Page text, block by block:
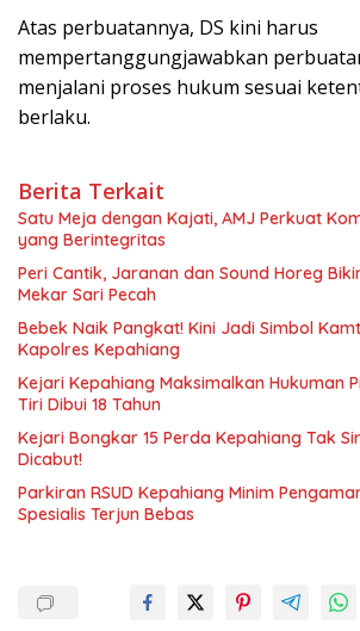
Atas perbuatannya, DS kini harus
mempertanggungjawabkan
menjalani proses hukum sesuai
berlaku.
Berita Terkait
Satu Meja dengan Kajati, AMJ Perkuat
yang Berintegritas
Peri Cantik, Jaranan dan Sound Horeg
Mekar Sari Pecah
Bebek Naik Pangkat! Kini Jadi Simbol
Kapolres Kepahiang
Kejari Kepahiang Maksimalkan Hukuman
Tiri Dibui 18 Tahun
Kejari Bongkar 15 Perda Kepahiang Tak
Dicabut!
Parkiran RSUD Kepahiang Minim
Spesialis Terjun Bebas